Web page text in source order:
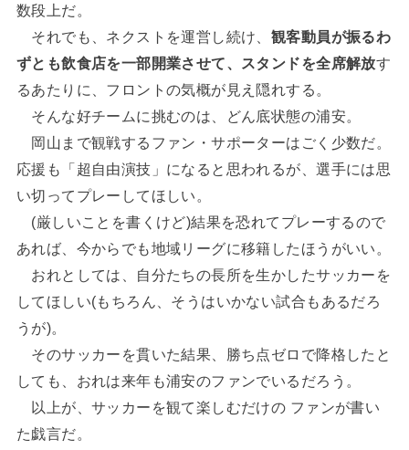
数段上だ。
それでも、ネクストを運営し続け、 観客動員が振るわ
ずとも飲食店を一部開業させて、スタンドを全席解放す
るあたりに、フロントの気概が見え隠れする。
そんな好チームに挑むのは、どん底状態の浦安。
岡山まで観戦するファン・サポーターはごく少数だ。
応援も「超自由演技」になると思われるが、選手には思
い切ってプレーしてほしい。
(厳しいことを書くけど)結果を恐れてプレーするので
あれば、今からでも地域リーグに移籍したほうがいい。
おれとしては、自分たちの長所を生かしたサッカーを
してほしい(もちろん、そうはいかない試合もあるだろ
うが)。
そのサッカーを貫いた結果、勝ち点ゼロで降格したと
しても、おれは来年も浦安のファンでいるだろう。
以上が、サッカーを観て楽しむだけの ファンが書い
た戯言だ。